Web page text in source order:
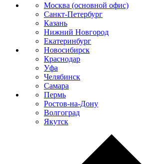
Москва (основной офис)
Санкт-Петербург
Казань
Нижний Новгород
Екатеринбург
Новосибирск
Краснодар
Уфа
Челябинск
Самара
Пермь
Ростов-на-Дону
Волгоград
Якутск